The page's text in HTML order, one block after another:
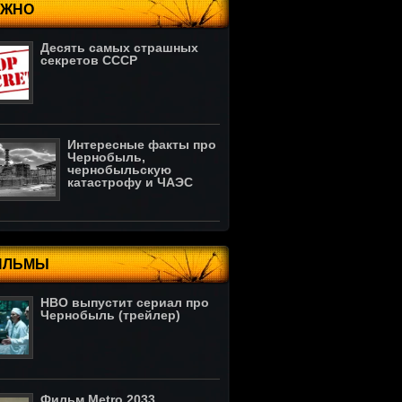
Десять самых страшных
секретов СССР
Интересные факты про
Чернобыль,
чернобыльскую
катастрофу и ЧАЭС
HBO выпустит сериал про
Чернобыль (трейлер)
Фильм Metro 2033